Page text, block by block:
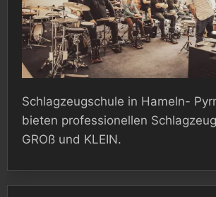
Schlagzeugschule in Hameln-
bieten professionellen
GROß und KLEIN.